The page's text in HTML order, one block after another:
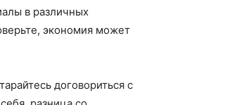
в различных
экономия может
договориться с